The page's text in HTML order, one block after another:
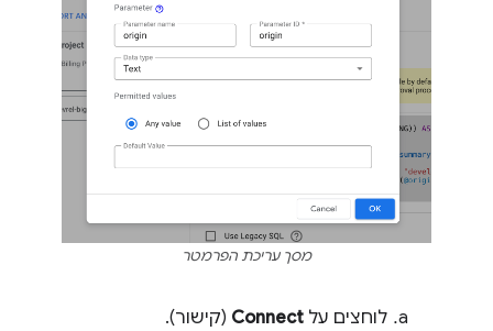
מסך עריכת הפרמטר
לוחצים על Connect (קישור).